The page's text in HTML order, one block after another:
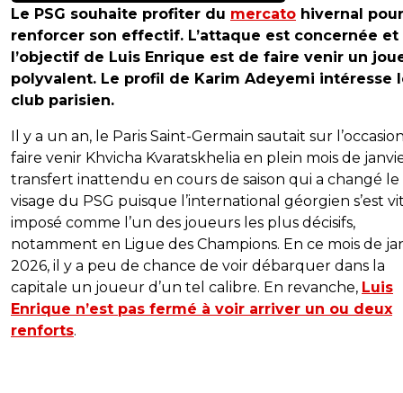
Le PSG souhaite profiter du mercato hivernal pour
renforcer son effectif. L’attaque est concernée et
l’objectif de Luis Enrique est de faire venir un
polyvalent. Le profil de Karim Adeyemi intéresse
club parisien.
Il y a un an, le Paris Saint-Germain sautait sur
faire venir Khvicha Kvaratskhelia en plein mois de
transfert inattendu en cours de saison qui a changé le
visage du PSG puisque l’international géorgien s’est
imposé comme l’un des joueurs les plus décisifs,
notamment en Ligue des Champions. En ce mois de
2026, il y a peu de chance de voir débarquer dans la
capitale un joueur d’un tel calibre. En revanche, Luis
Enrique n’est pas fermé à voir arriver un ou deux
renforts.